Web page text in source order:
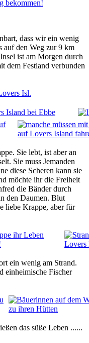
dass wir ein wenig
auf den Weg zur 9 km
ist am Morgen durch
dem Festland verbunden
Sie lebt, ist aber an
Sie muss Jemanden
diese Scheren kann sie
möchte ihr die Freiheit
die Bänder durch
den Daumen. Blut
liebe Krappe, aber für
ein wenig am Strand.
einheimische Fischer
das süße Leben ......